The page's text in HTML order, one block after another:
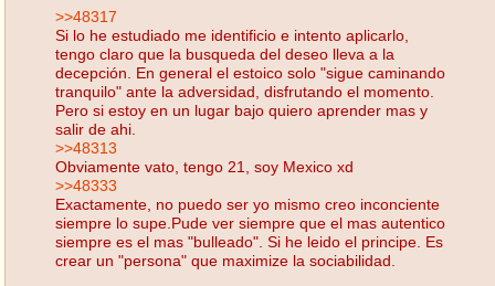
>>48317
Si lo he estudiado me identificio e intento aplicarlo,
tengo claro que la busqueda del deseo lleva a la
decepción. En general el estoico solo "sigue caminando
tranquilo" ante la adversidad, disfrutando el momento.
Pero si estoy en un lugar bajo quiero aprender mas y
salir de ahi.
>>48313
Obviamente vato, tengo 21, soy Mexico xd
>>48333
Exactamente, no puedo ser yo mismo creo inconciente
siempre lo supe.Pude ver siempre que el mas autentico
siempre es el mas "bulleado". Si he leido el principe. Es
crear un "persona" que maximize la sociabilidad.